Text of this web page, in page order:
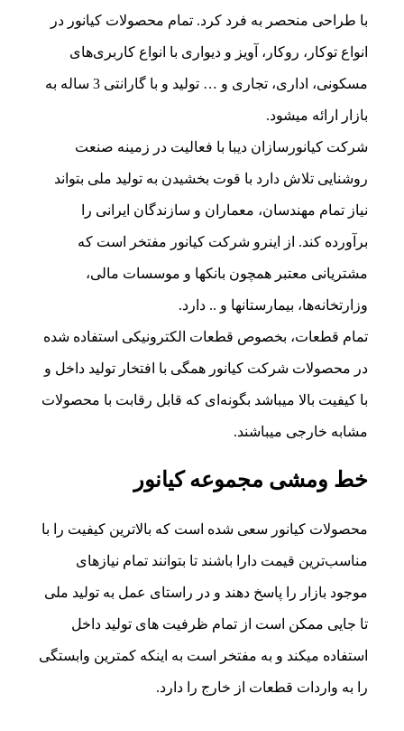
با طراحی منحصر به فرد کرد. تمام محصولات کیانور در
انواع توکار، روکار، آویز و دیواری با انواع کاربری‌های
مسکونی، اداری، تجاری و … تولید و با گارانتی 3 ساله به
بازار ارائه میشود.
شرکت کیانورسازان دیبا با فعالیت در زمینه صنعت
روشنایی تلاش دارد با قوت بخشیدن به تولید ملی بتواند
نیاز تمام مهندسان، معماران و سازندگان ایرانی را
برآورده کند. از اینرو شرکت کیانور مفتخر است که
مشتریانی معتبر همچون بانکها و موسسات مالی،
وزارتخانه‌ها، بیمارستانها و .. دارد.
تمام قطعات، بخصوص قطعات الکترونیکی استفاده شده
در محصولات شرکت کیانور همگی با افتخار تولید داخل و
با کیفیت بالا میباشد بگونه‌ای که قابل رقابت با محصولات
مشابه خارجی میباشند.
خط ومشی مجموعه کیانور
محصولات کیانور سعی شده است که بالاترین کیفیت را با
مناسب‌ترین قیمت دارا باشند تا بتوانند تمام نیازهای
موجود بازار را پاسخ دهند و در راستای عمل به تولید ملی
تا جایی ممکن است از تمام ظرفیت های تولید داخل
استفاده میکند و به مفتخر است به اینکه کمترین وابستگی
را به واردات قطعات از خارج را دارد.